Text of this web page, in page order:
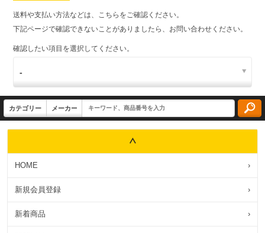
送料や支払い方法などは、こちらをご確認ください。
下記ページで確認できないことがありましたら、お問い合わせください。
確認したい項目を選択してください。
HOME ›
新規会員登録 ›
新着商品 ›